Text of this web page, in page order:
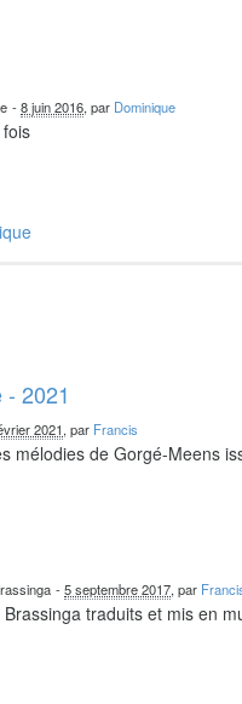
-8 juin 2016, par Dominique
2021
2021, par Francis
mélodies de Gorgé-Meens
-5 septembre 2017, par
traduits et mis en